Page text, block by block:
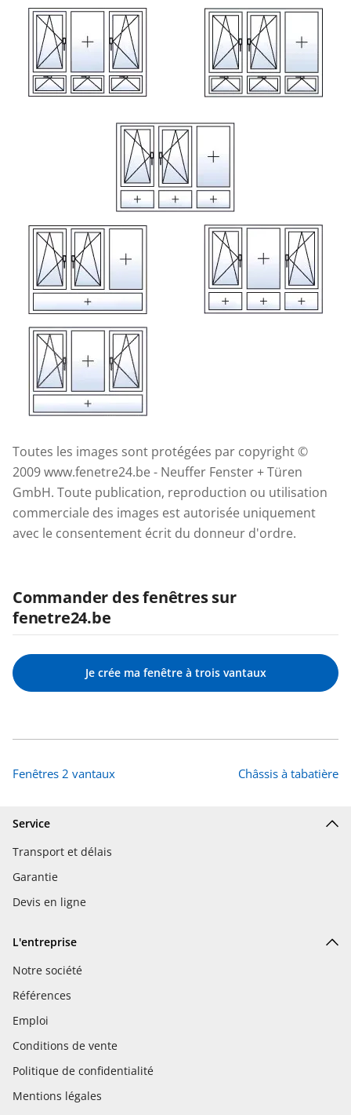
Toutes les images sont protégées par copyright ©
2009 www.fenetre24.be - Neuffer Fenster + Türen
GmbH. Toute publication, reproduction ou utilisation
commerciale des images est autorisée uniquement
avec le consentement écrit du donneur d'ordre.
Commander des fenêtres sur
fenetre24.be
Je crée ma fenêtre à trois vantaux
Fenêtres 2 vantaux Châssis à tabatière
Service
Transport et délais
Garantie
Devis en ligne
L'entreprise
Notre société
Références
Emploi
Conditions de vente
Politique de confidentialité
Mentions légales